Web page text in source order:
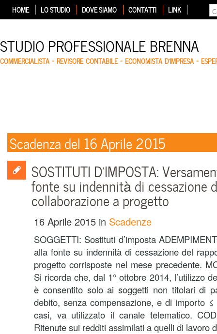
HOME LO STUDIO DOVE SIAMO CONTATTI LINK
STUDIO PROFESSIONALE BRENNA
COMMERCIALISTA – REVISORE CONTABILE – ECONOMISTA D'IMPRESA –
Scadenza del 16 Aprile 2015
SOSTITUTI D’IMPOSTA:
fonte su indennità di cessazione
collaborazione a progetto
16 Aprile 2015 in Scadenze
SOGGETTI: Sostituti d’imposta
alla fonte su indennità di cessazione del
progetto corrisposte nel mese precedente.
Si ricorda che, dal 1° ottobre 2014, l’utilizzo
è consentito solo ai soggetti non titolari di
debito, senza compensazione, e di importo
casi, va utilizzato il canale telematico.
Ritenute sui redditi assimilati a quelli di lavoro